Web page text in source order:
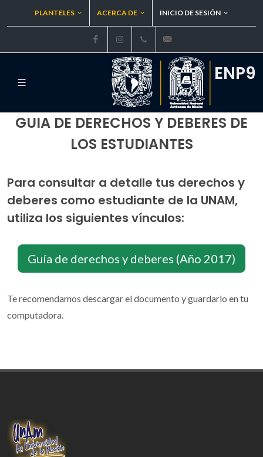
PLANTELES ACERCA DE INICIO DE SESIÓN
FacebookInstagram
ENP9
GUIA DE DERECHOS Y DEBERES DE
LOS ESTUDIANTES
Para consultar a detalle tus derechos y
deberes como estudiante de la UNAM,
utiliza los siguientes vínculos:
Guía de derechos y deberes (Año 2017)
Te recomendamos descargar el documento y guardarlo en tu
computadora.